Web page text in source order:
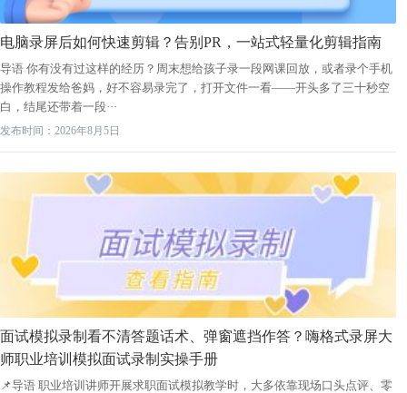
电脑录屏后如何快速剪辑？告别PR，一站式轻量化剪辑指南
导语 你有没有过这样的经历？周末想给孩子录一段网课回放，或者录个手机
操作教程发给爸妈，好不容易录完了，打开文件一看——开头多了三十秒空
白，结尾还带着一段···
发布时间：2026年8月5日
面试模拟录制看不清答题话术、弹窗遮挡作答？嗨格式录屏大
师职业培训模拟面试录制实操手册
📌导语 职业培训讲师开展求职面试模拟教学时，大多依靠现场口头点评、零